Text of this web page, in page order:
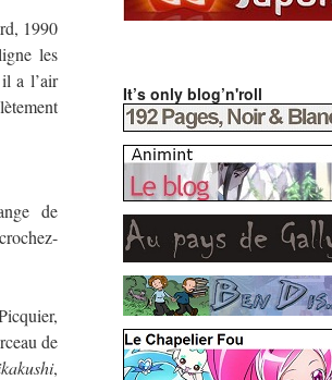
1990
les
a l’air
de
de
,
It’s only blog’n'roll